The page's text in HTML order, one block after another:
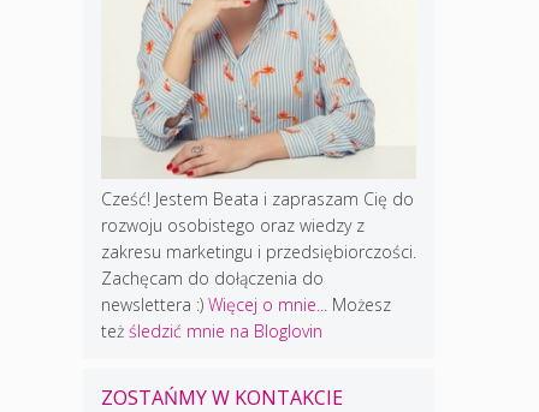
Cześć! Jestem Beata i zapraszam Cię do
rozwoju osobistego oraz wiedzy z
zakresu marketingu i przedsiębiorczości.
Zachęcam do dołączenia do
newslettera :) Więcej o mnie...
Możesz
też śledzić mnie na Bloglovin
ZOSTAŃMY W KONTAKCIE